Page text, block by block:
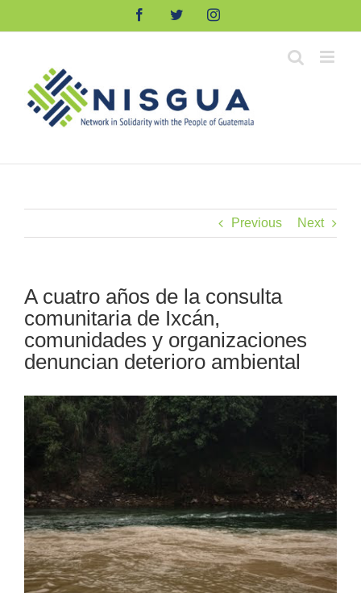
FacebookTwitterInstagram
Previous Next
A cuatro años de la consulta
comunitaria de Ixcán,
comunidades y organizaciones
denuncian deterioro ambiental